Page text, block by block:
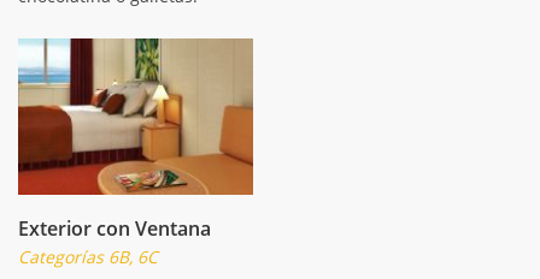
Exterior con Ventana
Categorías 6B, 6C